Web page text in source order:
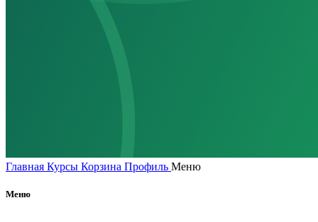
Главная Курсы Корзина Профиль Меню
Меню